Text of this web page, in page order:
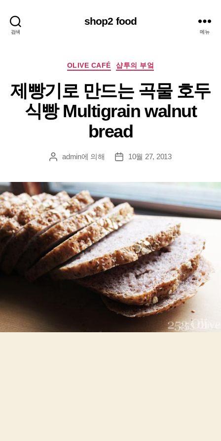
검색
shop2 food
메뉴
카
고
리
OLIVE CAFÉ 샵투의 부엌
제빵기로 만드는 곡물 호두
식빵 Multigrain walnut
bread
게
작
성
자
admin에 의해
게
짜
10월 27, 2013